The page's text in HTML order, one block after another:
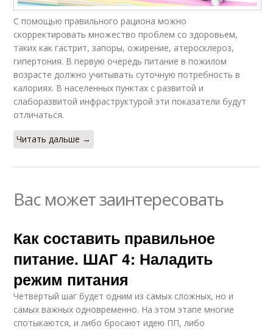
С помощью правильного рациона можно
скорректировать множество проблем со здоровьем,
таких как гастрит, запоры, ожирение, атеросклероз,
гипертония. В первую очередь питание в пожилом
возрасте должно учитывать суточную потребность в
калориях. В населенных пунктах с развитой и
слаборазвитой инфраструктурой эти показатели будут
отличаться.
Читать дальше →
Вас может заинтересовать
Как составить правильное
питание. ШАГ 4: Наладить
режим питания
Четвертый шаг будет одним из самых сложных, но и
самых важных одновременно. На этом этапе многие
спотыкаются, и либо бросают идею ПП, либо